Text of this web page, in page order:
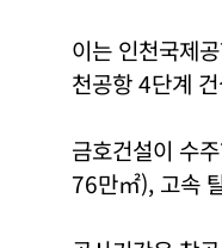
이는 인천국제
천공항 4단계
금호건설이 수
76만㎡), 고속